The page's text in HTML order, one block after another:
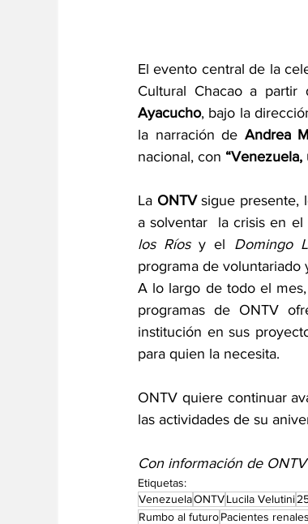
El evento central de la
Cultural Chacao a
Ayacucho, bajo la
la narración de Andrea
nacional, con
La ONTV sigue presente,
a solventar  la crisis en
los Ríos y el Domingo
programa de voluntariado
A lo largo de todo el
programas de ONTV
institución en sus
para quien la necesita.
ONTV quiere continuar
las actividades de su
Con información de ONTV
Etiquetas:
VenezuelaONTVLucila Velutini
Rumbo al futuroPacientes renales